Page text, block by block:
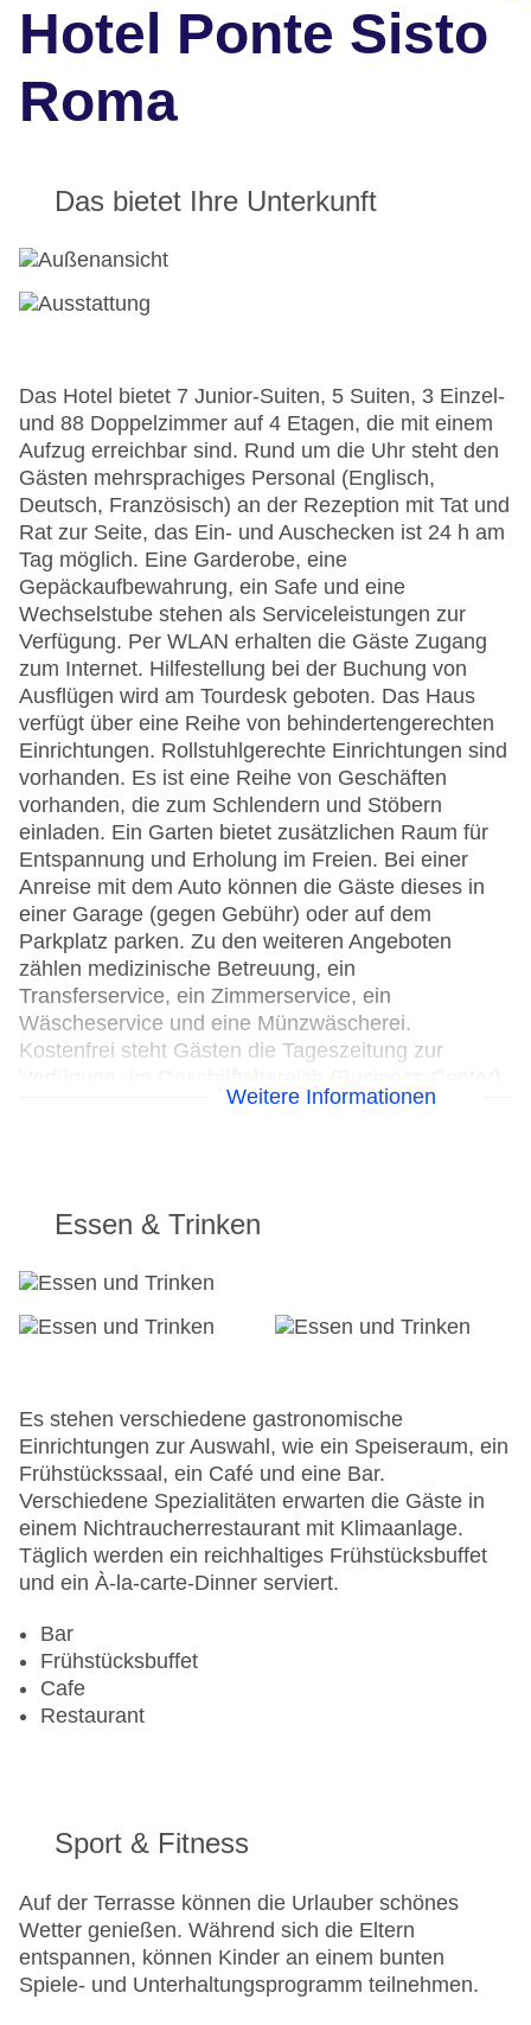
Hotel Ponte Sisto
Roma
Das bietet Ihre Unterkunft
Das Hotel bietet 7 Junior-Suiten, 5 Suiten, 3 Einzel-
und 88 Doppelzimmer auf 4 Etagen, die mit einem
Aufzug erreichbar sind. Rund um die Uhr steht den
Gästen mehrsprachiges Personal (Englisch,
Deutsch, Französisch) an der Rezeption mit Tat und
Rat zur Seite, das Ein- und Auschecken ist 24 h am
Tag möglich. Eine Garderobe, eine
Gepäckaufbewahrung, ein Safe und eine
Wechselstube stehen als Serviceleistungen zur
Verfügung. Per WLAN erhalten die Gäste Zugang
zum Internet. Hilfestellung bei der Buchung von
Ausflügen wird am Tourdesk geboten. Das Haus
verfügt über eine Reihe von behindertengerechten
Einrichtungen. Rollstuhlgerechte Einrichtungen sind
vorhanden. Es ist eine Reihe von Geschäften
vorhanden, die zum Schlendern und Stöbern
einladen. Ein Garten bietet zusätzlichen Raum für
Entspannung und Erholung im Freien. Bei einer
Anreise mit dem Auto können die Gäste dieses in
einer Garage (gegen Gebühr) oder auf dem
Parkplatz parken. Zu den weiteren Angeboten
zählen medizinische Betreuung, ein
Transferservice, ein Zimmerservice, ein
Wäscheservice und eine Münzwäscherei.
Kostenfrei steht Gästen die Tageszeitung zur
sind Faxgerät und Projektor vorhanden.
Check-in von: 14:00:00
Check-out bis: 11:00:00
Garage: gegen Gebühr
Garten
Lift
Anzahl der Konferenzräume: 1
Anzahl der Aufzüge: 1
Haustiere
Zimmerservice
Gesamtanzahl der Stockwerke: 4
Gesamtanzahl der Zimmer: 103
EC Maestro, Mastercard, Visa
Landeskategorie: 4 Sterne
Weitere Informationen
Essen & Trinken
Es stehen verschiedene gastronomische
Einrichtungen zur Auswahl, wie ein Speiseraum, ein
Frühstückssaal, ein Café und eine Bar.
Verschiedene Spezialitäten erwarten die Gäste in
einem Nichtraucherrestaurant mit Klimaanlage.
Täglich werden ein reichhaltiges Frühstücksbuffet
und ein À-la-carte-Dinner serviert.
Bar
Frühstücksbuffet
Cafe
Restaurant
Sport & Fitness
Auf der Terrasse können die Urlauber schönes
Wetter genießen. Während sich die Eltern
entspannen, können Kinder an einem bunten
Spiele- und Unterhaltungsprogramm teilnehmen.